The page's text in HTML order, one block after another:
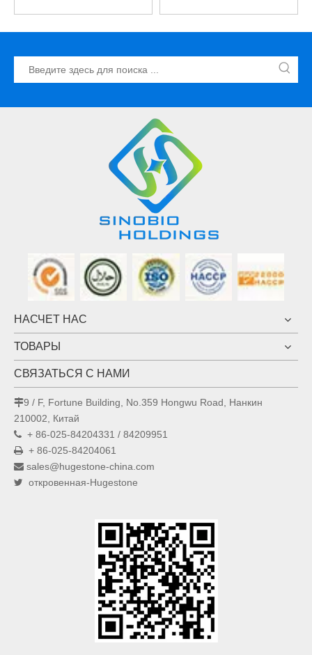
НАСЧЕТ НАС
ТОВАРЫ
СВЯЗАТЬСЯ С НАМИ
9 / F, Fortune Building, No.359 Hongwu Road, Нанкин
210002, Китай
 + 86-025-84204331 / 84209951
 + 86-025-84204061
 sales@hugestone-china.com
 откровенная-Hugestone